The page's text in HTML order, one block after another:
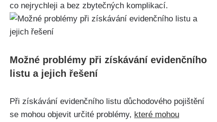
co nejrychleji a bez zbytečných komplikací.
Možné problémy při získávání evidenčního
listu a jejich řešení
Při získávání evidenčního listu důchodového pojištění
se mohou objevit určité problémy, které mohou